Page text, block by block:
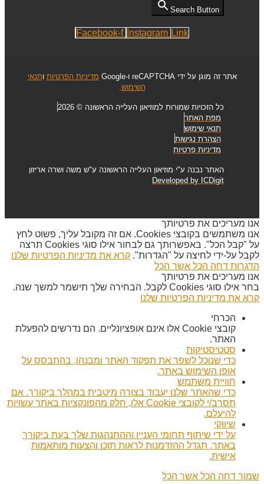
Search Button
Facebook-f Instagram Link
אתר זה מוגן על ידי reCAPTCHA ו-Google מדיניות הפרטיות ותנאי
השימוש
כל הזכויות שמורות למוזיאון העלייה הראשונה © 2026
מפת האתר
תנאי שימוש
הצהרת נגישות
מדיניות פרטיות
האתר נבנה ע"י מוזיאון העלייה הראשונה ע"ש משה ושרה אריזון
Developed by ICDigit
אנו מעריכים את פרטיותך
אנו משתמשים בקובצי Cookies. אם זה מקובל עליך, פשוט לחץ
על "קבל הכל". באפשרותך גם לבחור אילו סוגי Cookies תרצה
לקבל על-ידי לחיצה על "הגדרות". קרא את מדיניות הפרטיות שלנו
הדגרות דחה הכל אשר הכל
אנו מעריכים את פרטיותך
בחר אילו סוגי Cookies לקבל. הבחירה שלך תישמר למשך שנה.
קרא את מדיניות הפרטיות שלנו
הכרחי
קובצי Cookie אלו אינם אופציונליים. הם נדרשים להפעלת
האתר.
סטטיסטיקות
כדי שנוכל לשפר את תפקוד האתר ומבנהו, בהתבסס על
אופן השימוש באתר.
חוויית משתמש
כדי שהאתר שלנו יעבוד בצורה מיטבית במהלך ביקורך. אם
תסרב/י לקובצי Cookie אלו, חלק מהפונקציות באתר עשויות
להיעלם.
שיווקי
על ידי שיתוף תחומי העניין וההתנהגות שלך בעת ביקורך
באתר, תגדל ההזדמנות לראות תוכן והצעות מותאמות
אישית.
שמור דחה הכל אשר הכל